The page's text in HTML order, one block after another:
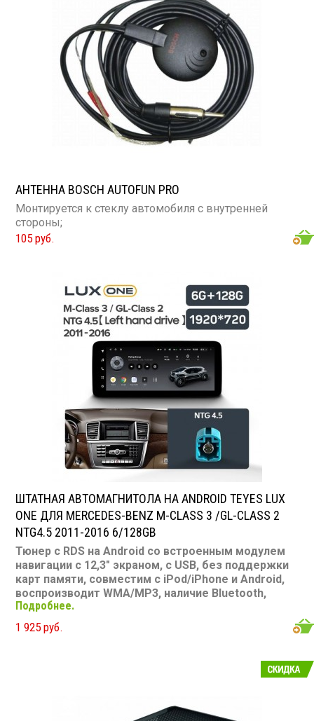
АНТЕННА BOSCH AUTOFUN PRO
Монтируется к стеклу автомобиля с внутренней
стороны;
105 руб.
ШТАТНАЯ АВТОМАГНИТОЛА НА ANDROID TEYES LUX
ONE ДЛЯ MERCEDES-BENZ M-CLASS 3 /GL-CLASS 2
NTG4.5 2011-2016 6/128GB
Тюнер с RDS на Android со встроенным модулем
навигации с 12,3" экраном, с USB, без поддержки
карт памяти, совместим с iPod/iPhone и Android,
воспроизводит WMA/MP3, наличие Bluetooth,
подключение камеры заднего вида, подходит для
Mercedes-Benz M-Class 3 /GL-Class 2 NTG4.5 2011-
2016
Подробнее.
1 925 руб.